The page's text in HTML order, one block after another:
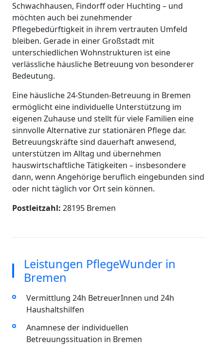
Schwachhausen, Findorff oder Huchting – und
möchten auch bei zunehmender
Pflegebedürftigkeit in ihrem vertrauten Umfeld
bleiben. Gerade in einer Großstadt mit
unterschiedlichen Wohnstrukturen ist eine
verlässliche häusliche Betreuung von besonderer
Bedeutung.
Eine häusliche 24-Stunden-Betreuung in Bremen
ermöglicht eine individuelle Unterstützung im
eigenen Zuhause und stellt für viele Familien eine
sinnvolle Alternative zur stationären Pflege dar.
Betreuungskräfte sind dauerhaft anwesend,
unterstützen im Alltag und übernehmen
hauswirtschaftliche Tätigkeiten – insbesondere
dann, wenn Angehörige beruflich eingebunden sind
oder nicht täglich vor Ort sein können.
Postleitzahl: 28195 Bremen
Leistungen PflegeWunder in
Bremen
Vermittlung 24h BetreuerInnen und 24h
Haushaltshilfen
Anamnese der individuellen
Betreuungssituation in Bremen